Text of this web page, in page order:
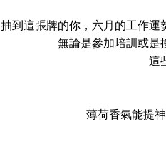
抽到這張牌的你，六月的工作運
無論是參加培訓或是
這
薄荷香氣能提